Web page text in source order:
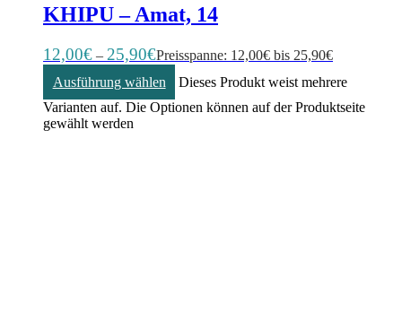
KHIPU – Amat, 14
12,00€ – 25,90€Preisspanne: 12,00€ bis 25,90€
Ausführung wählen
Dieses Produkt weist mehrere
Varianten auf. Die Optionen können auf der Produktseite
gewählt werden